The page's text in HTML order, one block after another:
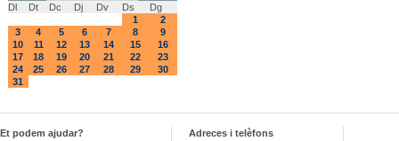
Dl
Dt Dc Dj Dv Ds
Dg
1
2
3
4 5 6 7 8
9
10
11 12 13 14 15
16
17
18 19 20 21 22
23
24
25 26 27 28 29
30
31
Et podem ajudar?
Adreces i telèfons